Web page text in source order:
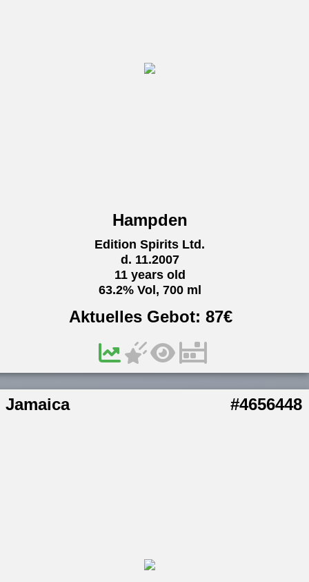
Hampden
Edition Spirits Ltd.
d. 11.2007
11 years old
63.2% Vol, 700 ml
Aktuelles Gebot:87€
Jamaica #4656448